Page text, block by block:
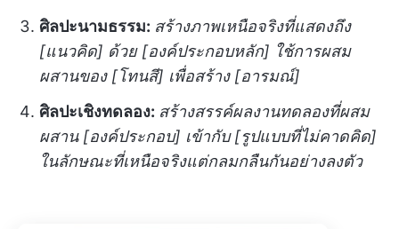
ศิลปะนามธรรม: สร้างภาพเหนือจริงที่แสดงถึง
[แนวคิด] ด้วย [องค์ประกอบหลัก] ใช้การผสม
ผสานของ [โทนสี] เพื่อสร้าง [อารมณ์]
ศิลปะเชิงทดลอง: สร้างสรรค์ผลงานทดลองที่ผสม
ผสาน [องค์ประกอบ] เข้ากับ [รูปแบบที่ไม่คาดคิด]
ในลักษณะที่เหนือจริงแต่กลมกลืนกันอย่างลงตัว